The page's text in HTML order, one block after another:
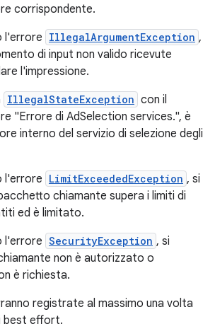
corrispondente.
l'errore IllegalArgumentException ,
di input non valido ricevute
l'impressione.
IllegalStateException con il
"Errore di AdSelection services.", è
interno del servizio di selezione degli
l'errore LimitExceededException , si
chiamante supera i limiti di
ed è limitato.
l'errore SecurityException , si
non è autorizzato o
è richiesta.
registrate al massimo una volta
best effort.